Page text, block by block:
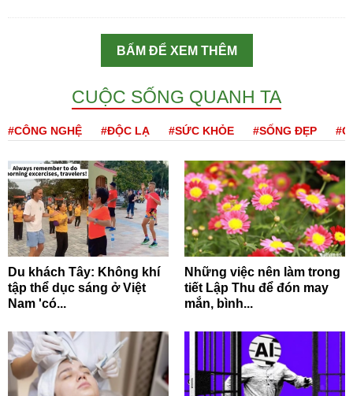
BẤM ĐỂ XEM THÊM
CUỘC SỐNG QUANH TA
#CÔNG NGHỆ #ĐỘC LẠ #SỨC KHỎE #SỐNG ĐẸP
Du khách Tây: Không khí
tập thể dục sáng ở Việt
Nam 'có...
Những việc nên làm trong
tiết Lập Thu để đón may
mắn, bình...